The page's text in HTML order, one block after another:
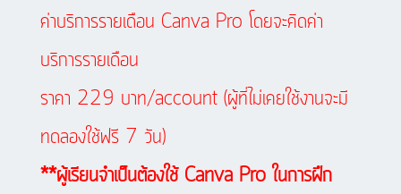
ค่าบริการรายเดือน Canva Pro โดยจะคิดค่า
บริการรายเดือน
ราคา 229 บาท/account (ผู้ที่ไม่เคยใช้งานจะมี
ทดลองใช้ฟรี 7 วัน)
**ผู้เรียนจำเป็นต้องใช้ Canva Pro ในการฝึก